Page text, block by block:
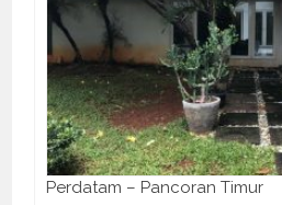
Perdatam – Pancoran Timur